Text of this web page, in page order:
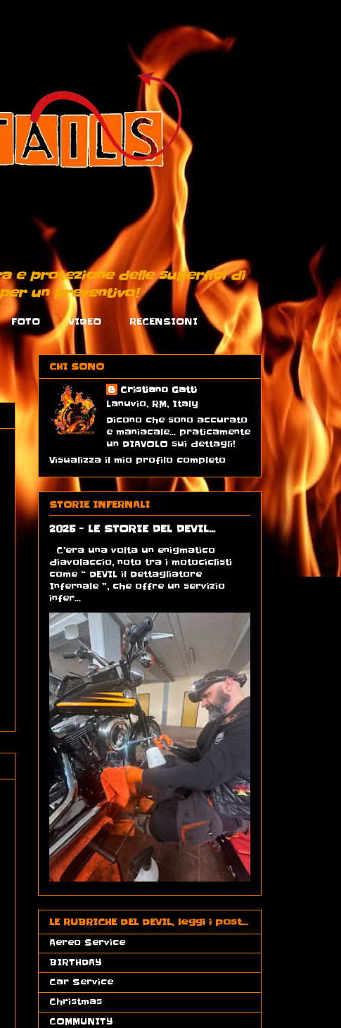
e protezione delle superfici di
un preventivo!
FOTO VIDEO RECENSIONI
CHI SONO
Cristiano Gatti
Lanuvio, RM, Italy
Dicono che sono accurato
e maniacale... praticamente
un DIAVOLO sui dettagli!
Visualizza il mio profilo completo
STORIE INFERNALI
2025 - LE STORIE DEL DEVIL...
C’era una volta un enigmatico
diavolaccio, noto tra i motociclisti
come “ DEVIL il Dettagliatore
Infernale ”, che offre un servizio
infer...
LE RUBRICHE DEL DEVIL, leggi i post...
Aereo Service
BIRTHDAY
Car Service
Christmas
COMMUNITY